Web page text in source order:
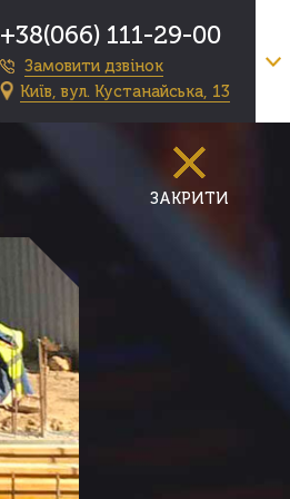
+38(066) 111-29-00
Замовити дзвінок
Київ, вул. Кустанайська, 13
ЗАКРИТИ